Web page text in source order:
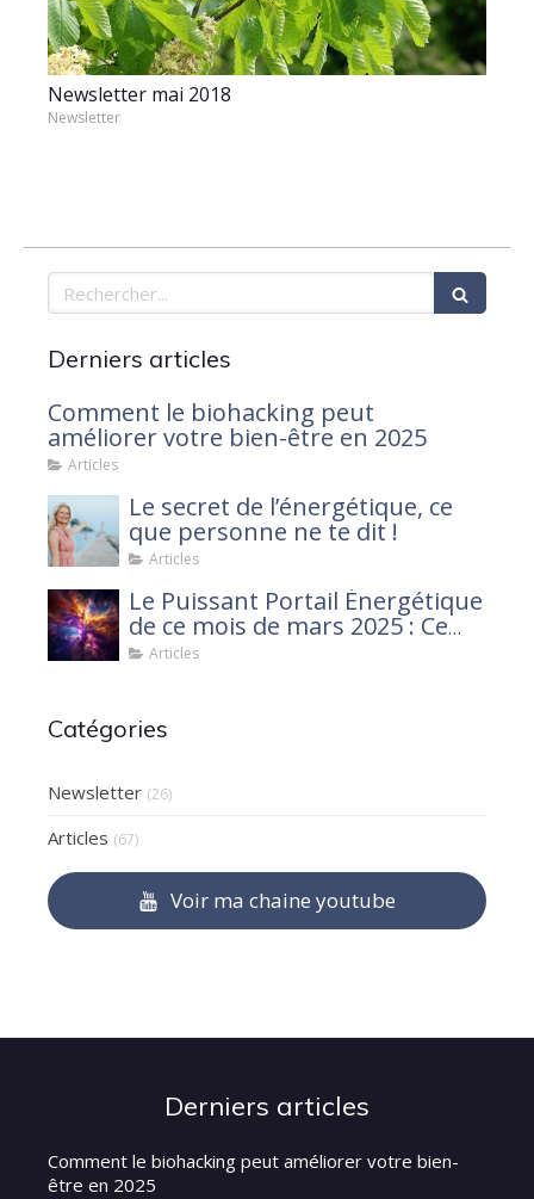
Newsletter mai 2018
Newsletter
Rechercher
Derniers articles
Comment le biohacking peut
améliorer votre bien-être en 2025
Articles
Le secret de l’énergétique, ce
que personne ne te dit !
Articles
Le Puissant Portail Énergétique
de ce mois de mars 2025 : Ce
que tu dois savoir
Articles
Catégories
Newsletter (26)
Articles (67)
Voir ma chaine youtube
Derniers articles
Comment le biohacking peut améliorer votre bien-
être en 2025